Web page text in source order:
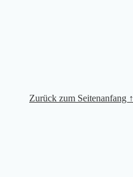
Zurück zum Seitenanfang ↑